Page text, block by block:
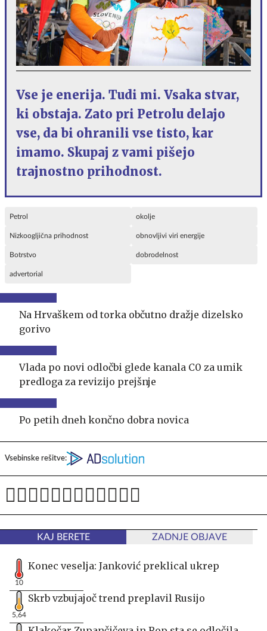
Vse je enerija. Tudi mi. Vsaka stvar,
ki obstaja. Zato pri Petrolu delajo
vse, da bi ohranili vse tisto, kar
imamo. Skupaj z vami pišejo
trajnostno prihodnost.
Petrol okolje
Nizkoogljična prihodnost obnovljivi viri energije
Botrstvo dobrodelnost
advertorial
Na Hrvaškem od torka občutno dražje dizelsko
gorivo
Vlada po novi odločbi glede kanala C0 za umik
predloga za revizijo prejšnje
Po petih dneh končno dobra novica
Vsebinske rešitve:
KAJ BERETE ZADNJE OBJAVE
10
Konec veselja: Janković preklical ukrep
5,64
Skrb vzbujajoč trend preplavil Rusijo